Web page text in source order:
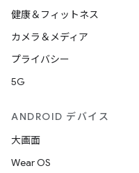
健康＆フィットネス
カメラ＆メディア
プライバシー
5G
ANDROID デバイス
大画面
Wear OS